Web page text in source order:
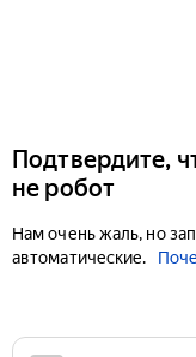
Подтвердите,
не робот
Нам очень жаль, но
автоматические.